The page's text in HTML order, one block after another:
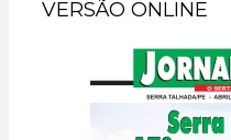
VERSÃO ONLINE